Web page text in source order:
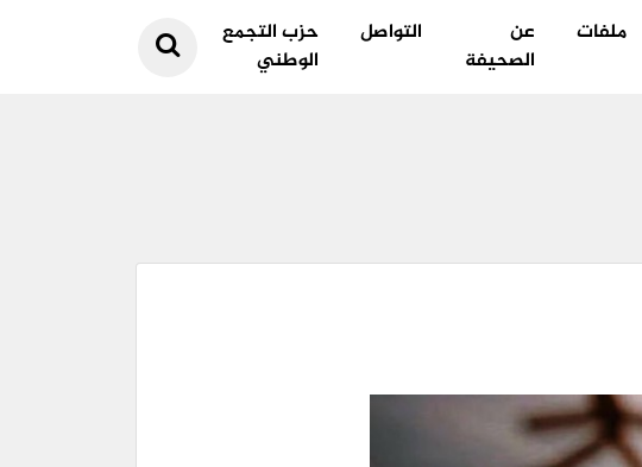
ملفات
عن
الصحيفة
التواصل
حزب التجمع
الوطني